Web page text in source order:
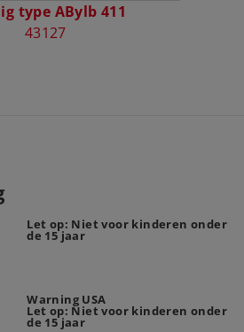
type ABylb 411
43127
Let op: Niet voor kinderen onder
de 15 jaar
Warning USA
Let op: Niet voor kinderen onder
de 15 jaar